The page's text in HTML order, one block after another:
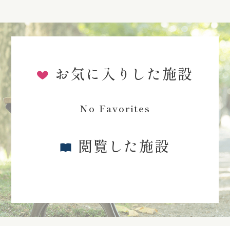
お気に入りした施設
No Favorites
閲覧した施設